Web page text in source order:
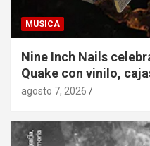
MUSICA
Nine Inch Nails
Quake con vinilo,
agosto 7, 2026